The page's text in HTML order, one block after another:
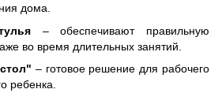
дома.
– обеспечивают правильную
во время длительных занятий.
– готовое решение для рабочего
ребенка.